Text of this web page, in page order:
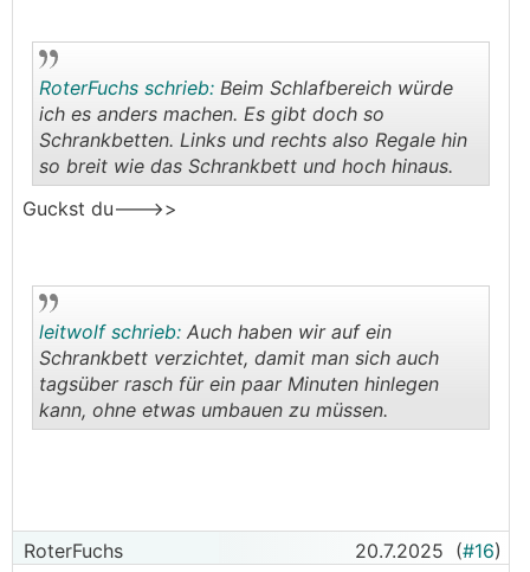
..
RoterFuchs schrieb: Beim Schlafbereich würde
ich es anders machen. Es gibt doch so
Schrankbetten. Links und rechts also Regale hin
so breit wie das Schrankbett und hoch hinaus.
Guckst du--->>
..
leitwolf schrieb: Auch haben wir auf ein
Schrankbett verzichtet, damit man sich auch
tagsüber rasch für ein paar Minuten hinlegen
kann, ohne etwas umbauen zu müssen.
RoterFuchs 20.7.2025 (#16)